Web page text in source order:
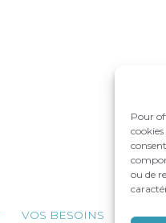
Pour
ou de
VOS BESOINS NOS